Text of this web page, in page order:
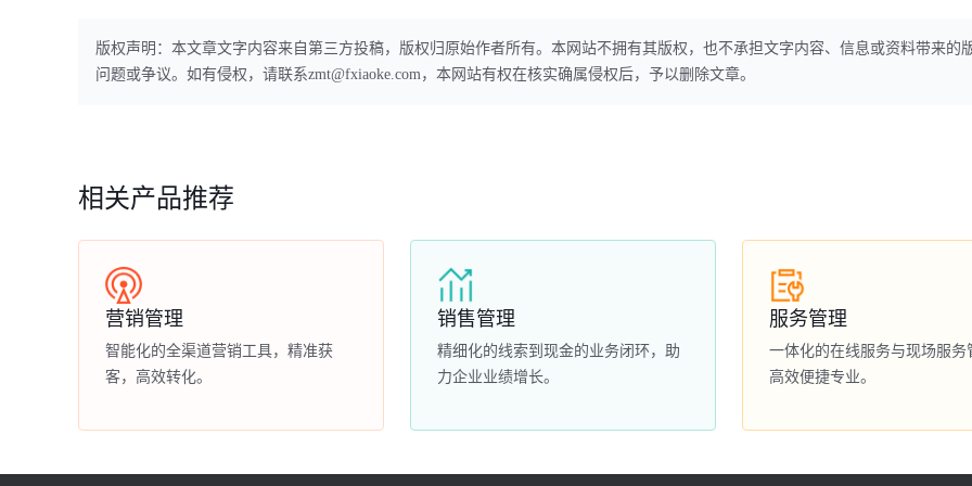
版权声明：本文章文字内容来自第三方投稿，版权归原始作者所有。本网站不拥有其版权，也不承担文字内容、信息或资料带来的
问题或争议。如有侵权，请联系zmt@fxiaoke.com，本网站有权在核实确属侵权后，予以删除文章。
相关产品推荐
营销管理
智能化的全渠道营销工具，精准获
客，高效转化。
销售管理
精细化的线索到现金的业务闭环，助
力企业业绩增长。
服务管理
一体化的在线服务与现场服务
高效便捷专业。